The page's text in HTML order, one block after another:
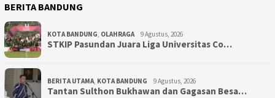
BERITA BANDUNG
KOTA BANDUNG, OLAHRAGA 9 Agustus, 2026
STKIP Pasundan Juara Liga Universitas Co…
BERITA UTAMA, KOTA BANDUNG 9 Agustus, 2026
Tantan Sulthon Bukhawan dan Gagasan Besa…